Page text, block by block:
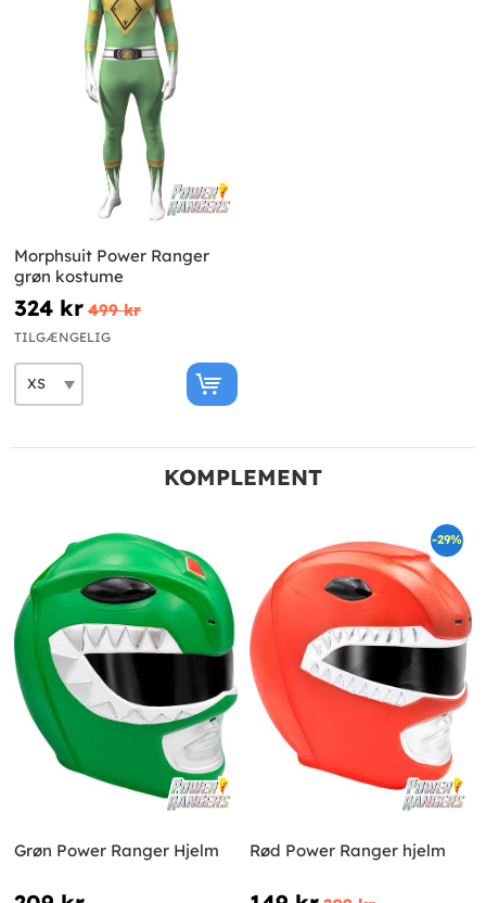
Morphsuit Power Ranger
grøn kostume
324 kr 499 kr
TILGÆNGELIG
KOMPLEMENT
Grøn Power Ranger Hjelm
-29%
Rød Power Ranger hjelm